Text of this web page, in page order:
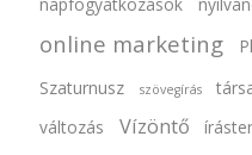
online marketing
Szaturnusz szövegírás
változás
Vízöntő